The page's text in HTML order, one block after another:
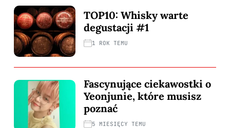
TOP10: Whisky warte
degustacji #1
1 ROK TEMU
Fascynujące ciekawostki o
Yeonjunie, które musisz
poznać
5 MIESIĘCY TEMU